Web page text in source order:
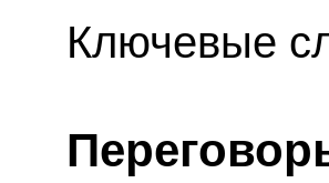
Ключевые